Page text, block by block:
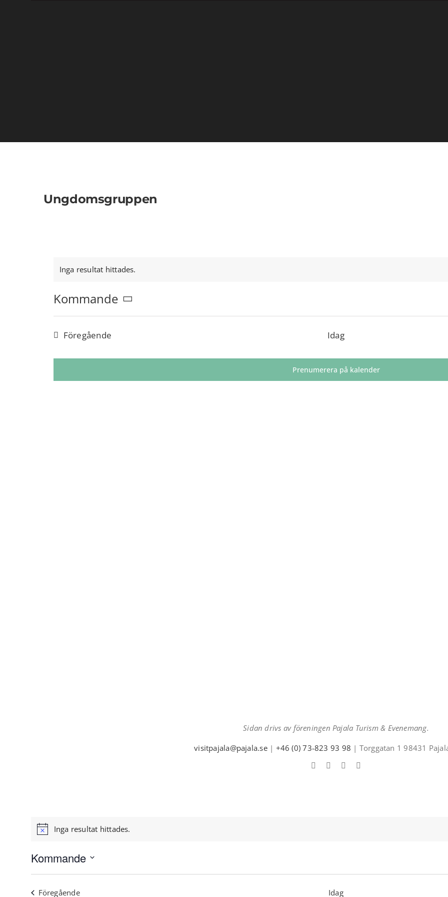
Ungdomsgruppen
Notice
Inga resultat hittades.
Kommande
Välj
Föregående Idag
Prenumerera på kalender
Sidan drivs av föreningen Pajala Turism & Evenemang.
visitpajala@pajala.se| +46 (0) 73-823 93 98 | Torggatan 1 98431
Notice
Inga resultat hittades.
Kommande
FöregåendeEvenemang Idag